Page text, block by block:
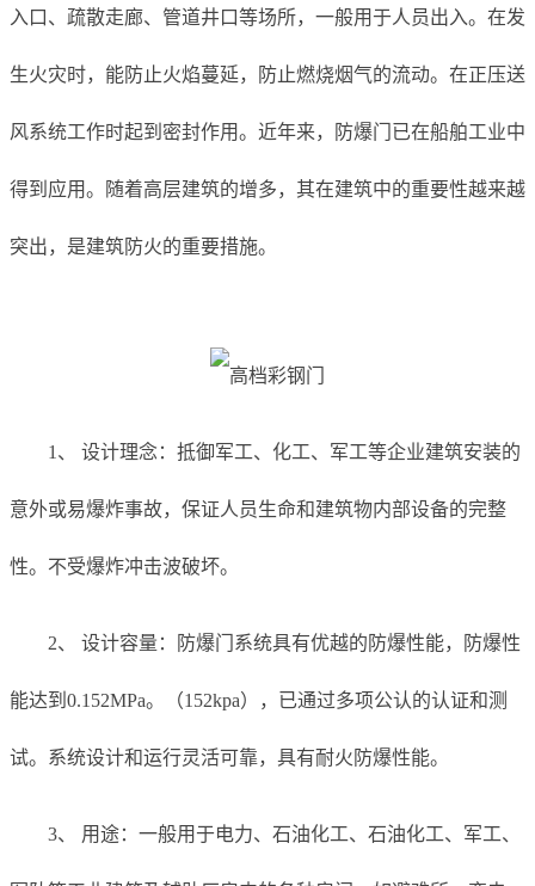
入口、疏散走廊、管道井口等场所，一般用于人员出入。在发
生火灾时，能防止火焰蔓延，防止燃烧烟气的流动。在正压送
风系统工作时起到密封作用。近年来，防爆门已在船舶工业中
得到应用。随着高层建筑的增多，其在建筑中的重要性越来越
突出，是建筑防火的重要措施。
1、 设计理念：抵御军工、化工、军工等企业建筑安装的
意外或易爆炸事故，保证人员生命和建筑物内部设备的完整
性。不受爆炸冲击波破坏。
2、 设计容量：防爆门系统具有优越的防爆性能，防爆性
能达到0.152MPa。（152kpa），已通过多项公认的认证和测
试。系统设计和运行灵活可靠，具有耐火防爆性能。
3、 用途：一般用于电力、石油化工、石油化工、军工、